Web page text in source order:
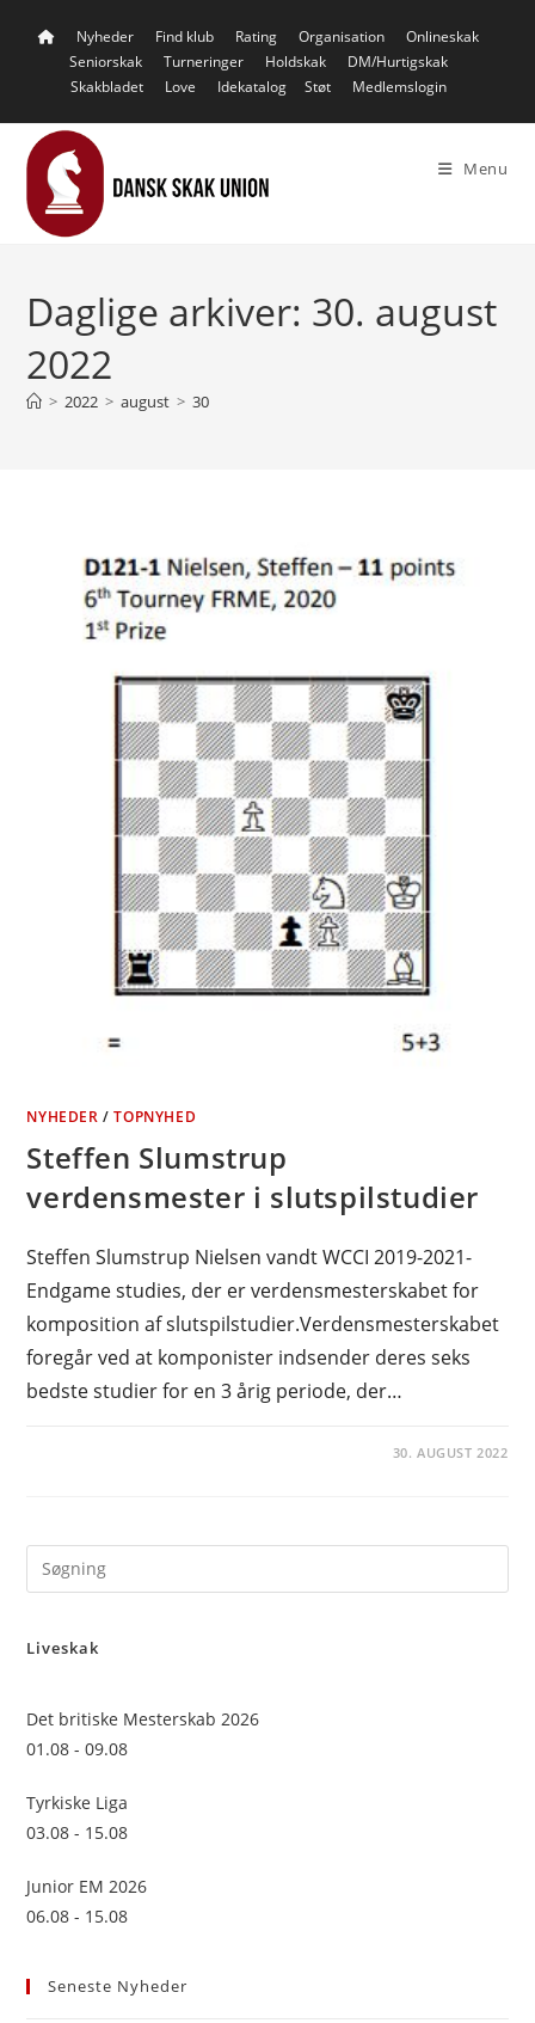
Nyheder Find klub Rating Organisation
Onlineskak
Seniorskak
Turneringer Holdskak
DM/Hurtigskak
Skakbladet
Love Idekatalog Støt Medlemslogin
Menu
Daglige arkiver: 30. august
2022
> 2022 > august > 30
NYHEDER /TOPNYHED
Steffen Slumstrup
verdensmester i slutspilstudier
Steffen Slumstrup Nielsen vandt WCCI 2019-2021-
Endgame studies, der er verdensmesterskabet for
komposition af slutspilstudier.Verdensmesterskabet
foregår ved at komponister indsender deres seks
bedste studier for en 3 årig periode, der…
30. AUGUST 2022
Liveskak
Det britiske Mesterskab 2026
01.08 - 09.08
Tyrkiske Liga
03.08 - 15.08
Junior EM 2026
06.08 - 15.08
Seneste Nyheder